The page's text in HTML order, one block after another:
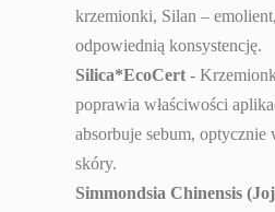
krzemionki, Silan –
odpowiednią konsystencję.
Silica*EcoCert -
poprawia właściwości
absorbuje sebum, optycznie
skóry.
Simmondsia Chinensis